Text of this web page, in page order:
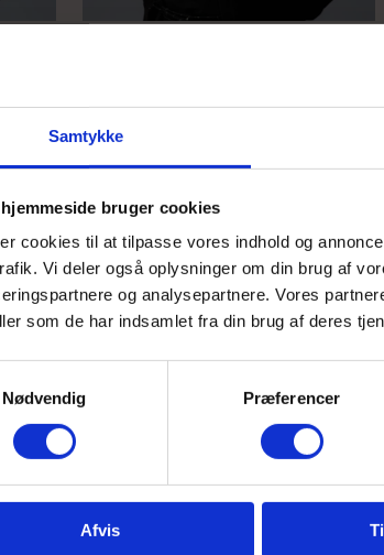
Samtykke
hjemmeside bruger cookies
cookies til at tilpasse vores indhold og
Vi deler også oplysninger om din brug af
og analysepartnere. Vores
som de har indsamlet fra din brug af deres
Nødvendig
Præferencer
Afvis
hgad@himgym.dk